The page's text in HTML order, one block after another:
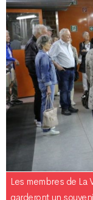
Les membres de La
garderont un